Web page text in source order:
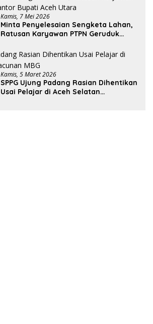
Kamis, 7 Mei 2026
Minta Penyelesaian Sengketa Lahan,
Ratusan Karyawan PTPN Geruduk
Kamis, 5 Maret 2026
SPPG Ujung Padang Rasian Dihentikan
Usai Pelajar di Aceh Selatan